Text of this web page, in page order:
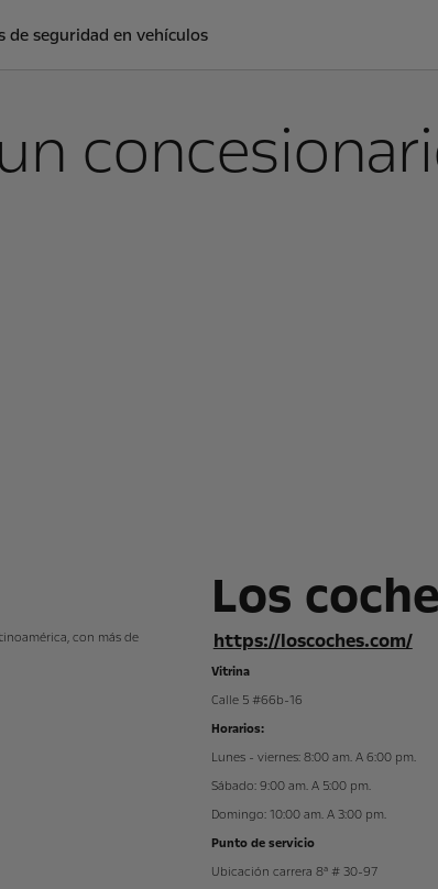
de seguridad en vehículos
con más de
Los
https://loscoches.com/
Vitrina
Calle 5 #66b-16
Horarios:
Lunes - viernes: 8:00 am. A 6:00 pm.
Sábado: 9:00 am. A 5:00 pm.
Domingo: 10:00 am. A 3:00 pm.
Punto de servicio
Ubicación carrera 8ª # 30-97